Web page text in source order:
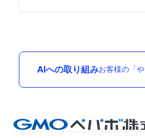
AIへの取り組みお客様の「